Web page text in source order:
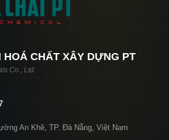
HOÁ CHẤT XÂY DỰNG PT
Co., Ltd.
An Khê, TP. Đà Nẵng, Việt Nam